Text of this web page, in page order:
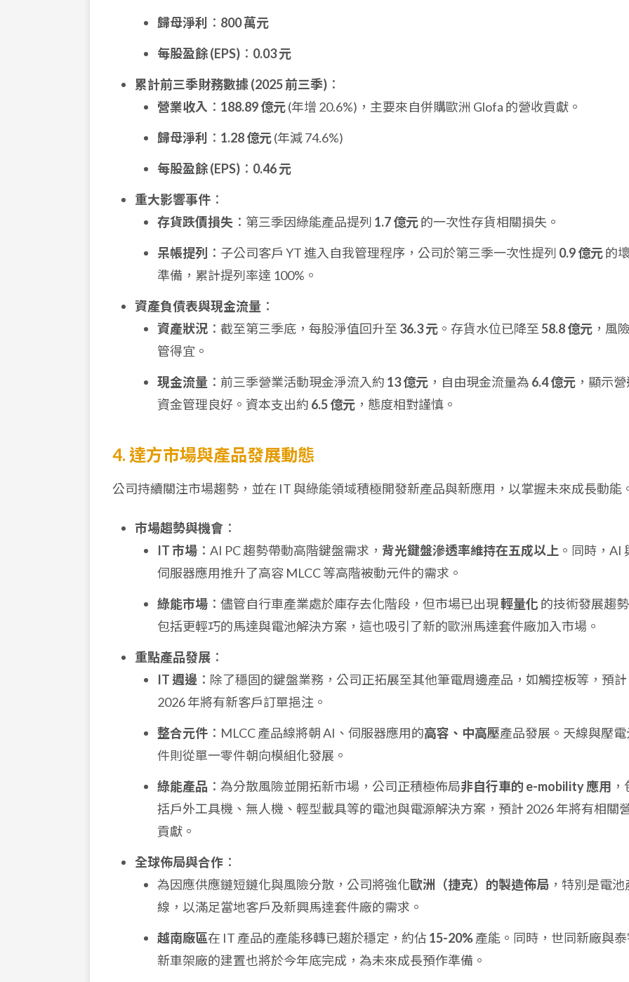
歸母淨利
： 800 萬元
每股盈餘 (EPS) ： 0.03 元
累計前三季財務數據 (2025 前三季) ：
營業收入 ： 188.89 億元(年增 20.6%)，主要來自併購歐洲 Glofa 的營收貢獻。
歸母淨利
： 1.28 億元(年減 74.6%)
每股盈餘 (EPS) ： 0.46 元
重大影響事件 ：
存貨跌價損失 ：第三季因綠能產品提列 1.7 億元的一次性存貨相關損失。
呆帳提列 ：子公司客戶 YT 進入自我管理程序，公司於第三季一次性提列 0.9 億元的
準備，累計提列率達 100%。
資產負債表與現金流量 ：
資產狀況 ：截至第三季底，每股淨值回升至 36.3 元 。存貨水位已降至 58.8 億元 ，風
管得宜。
現金流量 ：前三季營業活動現金淨流入約 13 億元 ，自由現金流量為 6.4 億元 ，顯示
資金管理良好。資本支出約 6.5 億元 ，態度相對謹慎。
4. 達方市場與產品發展動態
公司持續關注市場趨勢，並在 IT 與綠能領域積極開發新產品與新應用，以掌握未來成長動能
市場趨勢與機會 ：
IT 市場 ：AI PC 趨勢帶動高階鍵盤需求， 背光鍵盤滲透率維持在五成以上 。同時，AI
伺服器應用推升了高容 MLCC 等高階被動元件的需求。
綠能市場 ：儘管自行車產業處於庫存去化階段，但市場已出現輕量化 的技術發展趨
包括更輕巧的馬達與電池解決方案，這也吸引了新的歐洲馬達套件廠加入市場。
重點產品發展 ：
IT 週邊 ：除了穩固的鍵盤業務，公司正拓展至其他筆電周邊產品，如觸控板等，預計
2026 年將有新客戶訂單挹注。
整合元件 ：MLCC 產品線將朝 AI、伺服器應用的高容、中高壓產品發展。天線與壓電
件則從單一零件朝向模組化發展。
綠能產品 ：為分散風險並開拓新市場，公司正積極佈局非自行車的 e-mobility 應用
括戶外工具機、無人機、輕型載具等的電池與電源解決方案，預計 2026 年將有相關
貢獻。
全球佈局與合作 ：
為因應供應鏈短鏈化與風險分散，公司將強化歐洲（捷克）的製造佈局 ，特別是電池
線，以滿足當地客戶及新興馬達套件廠的需求。
越南廠區在 IT 產品的產能移轉已趨於穩定，約佔 15-20%產能。同時，世同新廠與
新車架廠的建置也將於今年底完成，為未來成長預作準備。